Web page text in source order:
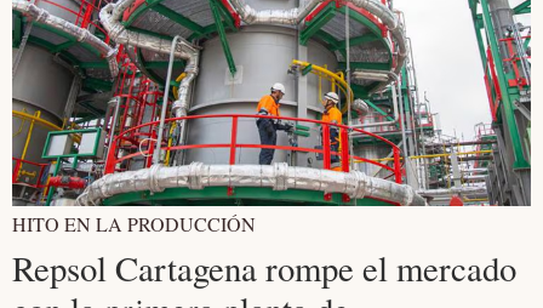
HITO EN LA PRODUCCIÓN
Repsol Cartagena rompe el mercado